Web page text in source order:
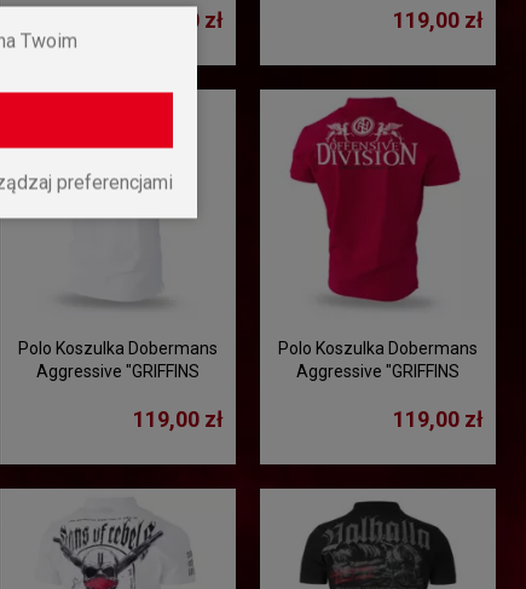
119,00 zł
czarna119,00 zł
Polo Koszulka Dobermans
Aggressive "GRIFFINS
119,00 zł
Polo Koszulka Dobermans
Aggressive "GRIFFINS
czerwony119,00 zł
Twoim
preferencjami